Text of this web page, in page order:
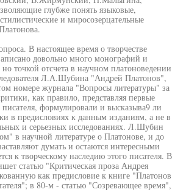
глубже понять языковые,
и миросозерцательные
В настоящее время о творчестве
довольно много монографий и
точкой отсчета в научном платоноведении
Л.А.Шубина "Андрей Платонов",
номере журнала "Вопросы литературы" за
как правило, представляя первые
формулировали и высказыва9 ли
в предисловиях к данным изданиям, а не в
и серьезных исследованиях. Л.Шубин
в научной литературе о Платонове, и до
думать и остаются интересными
к творческому наследию этого писателя. В
статью "Критическая проза Андрея
как предисловие к книге "Платонов
в 80-м - статью "Созревающее время",